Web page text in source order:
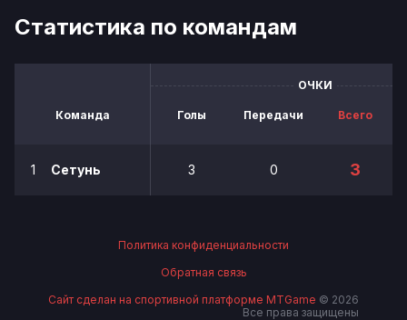
Статистика по командам
Команда
ОЧКИ
Голы Передачи Всего
1 Сетунь 3 0 3
Политика конфиденциальности
Обратная связь
Сайт сделан на спортивной платформе MTGame © 2026
Все права защищены